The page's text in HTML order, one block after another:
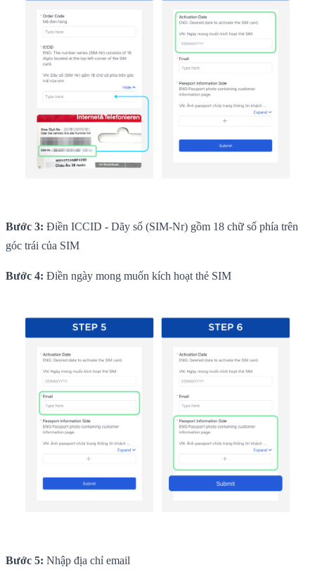
Bước 3: Điền ICCID - Dãy số (SIM-Nr) gồm 18 chữ số phía trên
góc trái của SIM
Bước 4: Điền ngày mong muốn kích hoạt thẻ SIM
Bước 5: Nhập địa chỉ email